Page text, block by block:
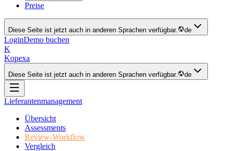
Preise
Diese Seite ist jetzt auch in anderen Sprachen verfügbar. de
LoginDemo buchen
K
Kopexa
Diese Seite ist jetzt auch in anderen Sprachen verfügbar. de
Lieferantenmanagement
Übersicht
Assessments
Review-Workflow
Vergleich